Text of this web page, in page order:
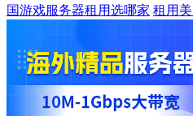
国游戏服务器租用选哪家 租用